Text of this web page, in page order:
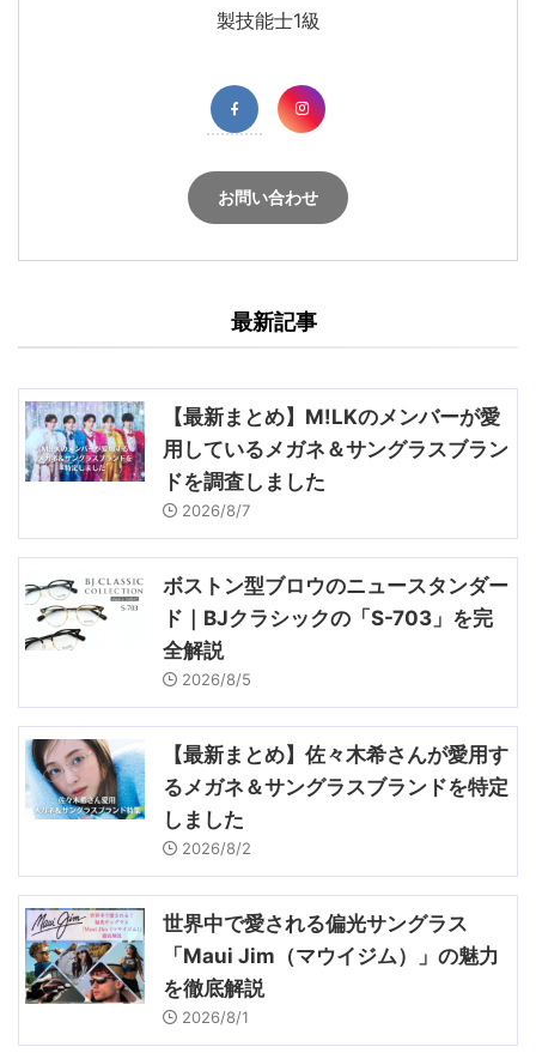
製技能士1級
お問い合わせ
最新記事
【最新まとめ】M!LKのメンバーが愛
用しているメガネ＆サングラスブラン
ドを調査しました
2026/8/7
ボストン型ブロウのニュースタンダー
ド｜BJクラシックの「S-703」を完
全解説
2026/8/5
【最新まとめ】佐々木希さんが愛用す
るメガネ＆サングラスブランドを特定
しました
2026/8/2
世界中で愛される偏光サングラス
「Maui Jim（マウイジム）」の魅力
を徹底解説
2026/8/1